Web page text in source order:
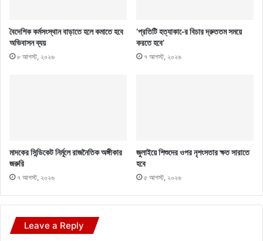
বৈদেশিক কর্মসংস্থান বাড়াতে হলে কমাতে হবে
অভিবাসন ব্যয়
৮ আগস্ট, ২০২৬
‘প্রতিটি হত্যাকা-ের বিচার দ্রুততম সময়ে
করতে হবে’
৭ আগস্ট, ২০২৬
মাদকের সিন্ডিকেট নির্মূলে রাজনৈতিক অঙ্গীকার
জরুরি
৭ আগস্ট, ২০২৬
জুলাইয়ে শিশুদের ওপর নৃশংসতার ক্ষত সারাতে
হবে
৫ আগস্ট, ২০২৬
Leave a Reply